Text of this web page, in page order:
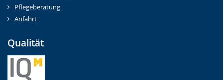
Pflegeberatung
Anfahrt
Qualität